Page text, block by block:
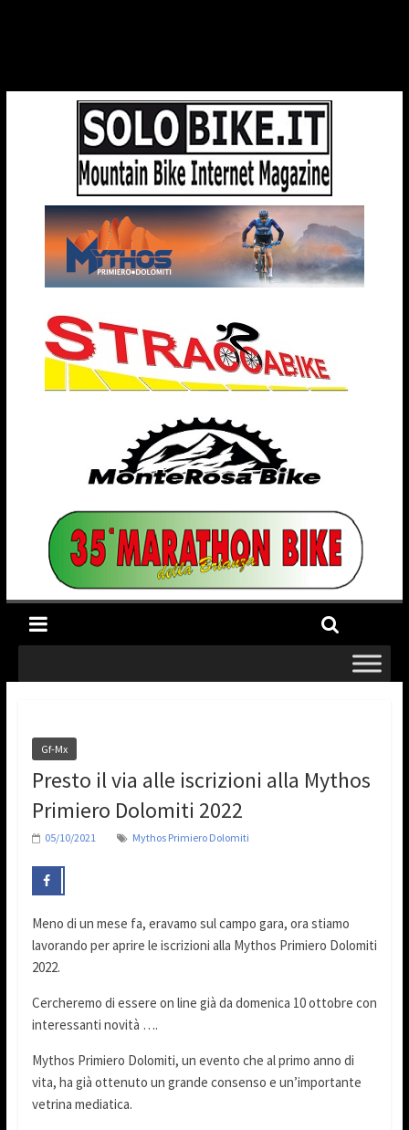
Gf-Mx
Presto il via alle iscrizioni alla Mythos
Primiero Dolomiti 2022
05/10/2021 Mythos Primiero Dolomiti
Meno di un mese fa, eravamo sul campo gara, ora stiamo
lavorando per aprire le iscrizioni alla Mythos Primiero Dolomiti
2022.
Cercheremo di essere on line già da domenica 10 ottobre con
interessanti novità ….
Mythos Primiero Dolomiti, un evento che al primo anno di
vita, ha già ottenuto un grande consenso e un’importante
vetrina mediatica.